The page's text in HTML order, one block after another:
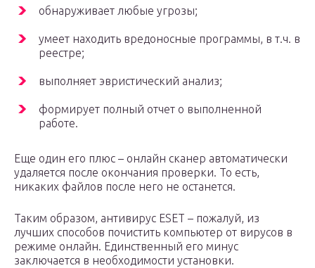
обнаруживает любые угрозы;
умеет находить вредоносные программы, в т.ч. в
реестре;
выполняет эвристический анализ;
формирует полный отчет о выполненной
работе.
Еще один его плюс – онлайн сканер автоматически
удаляется после окончания проверки. То есть,
никаких файлов после него не останется.
Таким образом, антивирус ESET – пожалуй, из
лучших способов почистить компьютер от вирусов в
режиме онлайн. Единственный его минус
заключается в необходимости установки.